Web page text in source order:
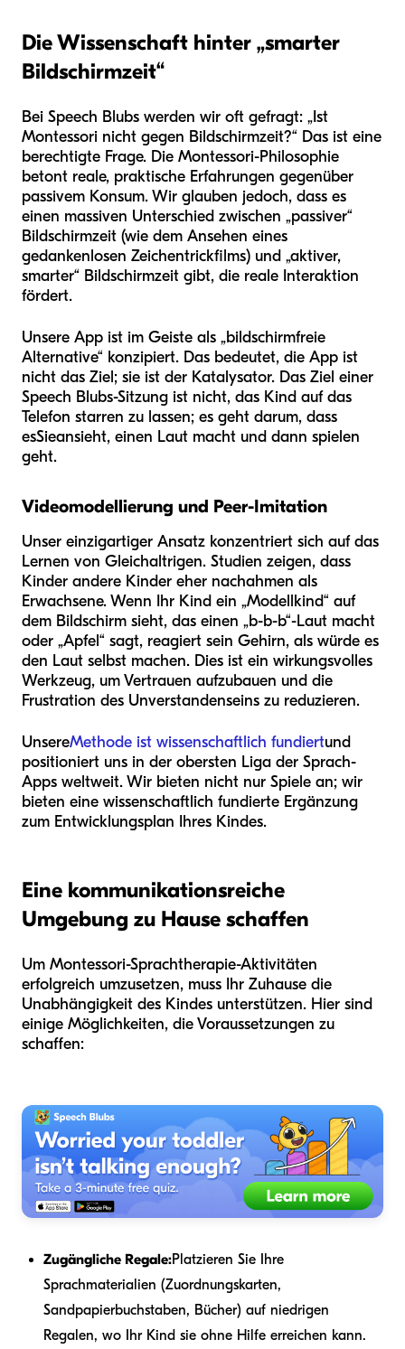
Die Wissenschaft hinter „smarter
Bildschirmzeit“
Bei Speech Blubs werden wir oft gefragt: „Ist
Montessori nicht gegen Bildschirmzeit?“ Das ist eine
berechtigte Frage. Die Montessori-Philosophie
betont reale, praktische Erfahrungen gegenüber
passivem Konsum. Wir glauben jedoch, dass es
einen massiven Unterschied zwischen „passiver“
Bildschirmzeit (wie dem Ansehen eines
gedankenlosen Zeichentrickfilms) und „aktiver,
smarter“ Bildschirmzeit gibt, die reale Interaktion
fördert.
Unsere App ist im Geiste als „bildschirmfreie
Alternative“ konzipiert. Das bedeutet, die App ist
nicht das Ziel; sie ist der Katalysator. Das Ziel einer
Speech Blubs-Sitzung ist nicht, das Kind auf das
Telefon starren zu lassen; es geht darum, dass
esSieansieht, einen Laut macht und dann spielen
geht.
Videomodellierung und Peer-Imitation
Unser einzigartiger Ansatz konzentriert sich auf das
Lernen von Gleichaltrigen. Studien zeigen, dass
Kinder andere Kinder eher nachahmen als
Erwachsene. Wenn Ihr Kind ein „Modellkind“ auf
dem Bildschirm sieht, das einen „b-b-b“-Laut macht
oder „Apfel“ sagt, reagiert sein Gehirn, als würde es
den Laut selbst machen. Dies ist ein wirkungsvolles
Werkzeug, um Vertrauen aufzubauen und die
Frustration des Unverstandenseins zu reduzieren.
UnsereMethode ist wissenschaftlich fundiertund
positioniert uns in der obersten Liga der Sprach-
Apps weltweit. Wir bieten nicht nur Spiele an; wir
bieten eine wissenschaftlich fundierte Ergänzung
zum Entwicklungsplan Ihres Kindes.
Eine kommunikationsreiche
Umgebung zu Hause schaffen
Um Montessori-Sprachtherapie-Aktivitäten
erfolgreich umzusetzen, muss Ihr Zuhause die
Unabhängigkeit des Kindes unterstützen. Hier sind
einige Möglichkeiten, die Voraussetzungen zu
schaffen:
Zugängliche Regale:Platzieren Sie Ihre
Sprachmaterialien (Zuordnungskarten,
Sandpapierbuchstaben, Bücher) auf niedrigen
Regalen, wo Ihr Kind sie ohne Hilfe erreichen kann.